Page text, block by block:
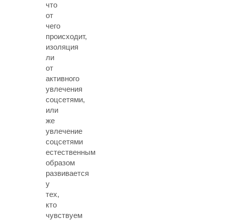
что
от
чего
происходит,
изоляция
ли
от
активного
увлечения
соцсетями,
или
же
увлечение
соцсетями
естественным
образом
развивается
у
тех,
кто
чувствуем